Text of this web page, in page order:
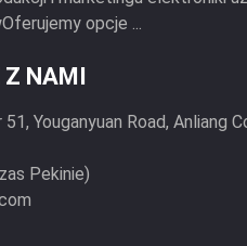
opcje ...
NAMI
Youganyuan Road, Anliang
Pekinie)